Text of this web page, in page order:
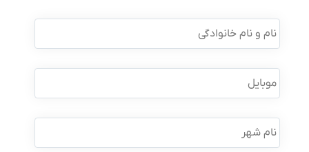
نام
و
نام
موبایل *
نام
شهر